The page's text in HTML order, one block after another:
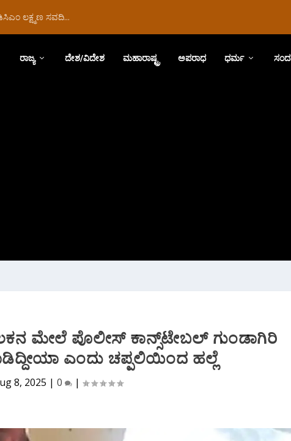
ಲಕ್ಷ್ಮಣ ಸವದಿ...
ರಾಜ್ಯ ದೇಶ/ವಿದೇಶ ಮಹಾರಾಷ್ಟ್ರ ಅಪರಾಧ ಧರ್ಮ
ಮೇಲೆ ಪೊಲೀಸ್ ಕಾನ್ಸ್‌ಟೇಬಲ್ ಗುಂಡಾಗಿರಿ
ಎಂದು ಚಪ್ಪಲಿಯಿಂದ ಹಲ್ಲೆ
8, 2025 | 0 |